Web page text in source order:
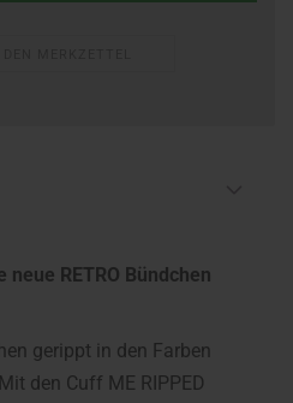
neue RETRO Bündchen
gerippt in den Farben
den Cuff ME RIPPED